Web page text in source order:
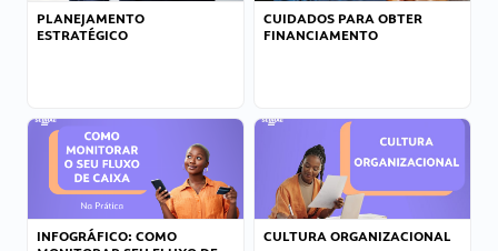
PLANEJAMENTO
ESTRATÉGICO
CUIDADOS PARA OBTER
FINANCIAMENTO
INFOGRÁFICO: COMO
CULTURA ORGANIZACIONAL